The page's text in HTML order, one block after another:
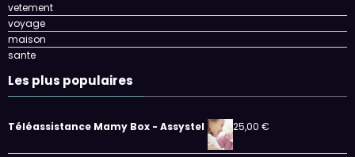
vetement
voyage
maison
sante
Les plus populaires
Téléassistance Mamy Box - Assystel 25,00 €